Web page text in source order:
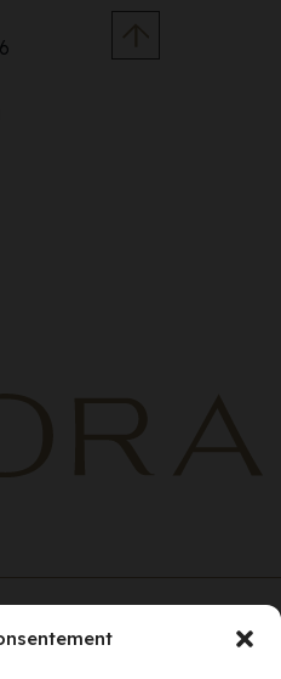
de-Boulogne, Laval QC H7N 0J7